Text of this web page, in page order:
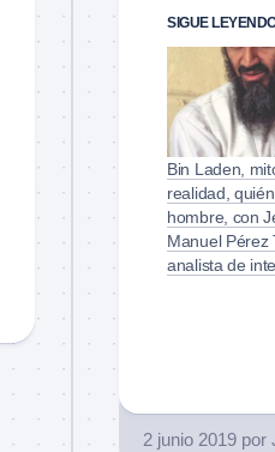
SIGUE
Bin Laden,
realidad,
hombre, con
Manuel Pérez
analista de
2 junio 2019 por